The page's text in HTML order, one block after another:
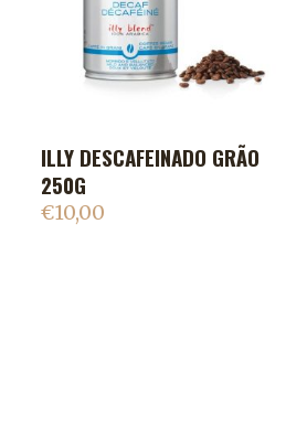
ADICIONAR AO CARRINHO
ILLY DESCAFEINADO GRÃO
250G
€10,00